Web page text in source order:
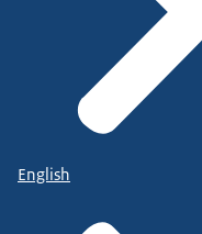
English